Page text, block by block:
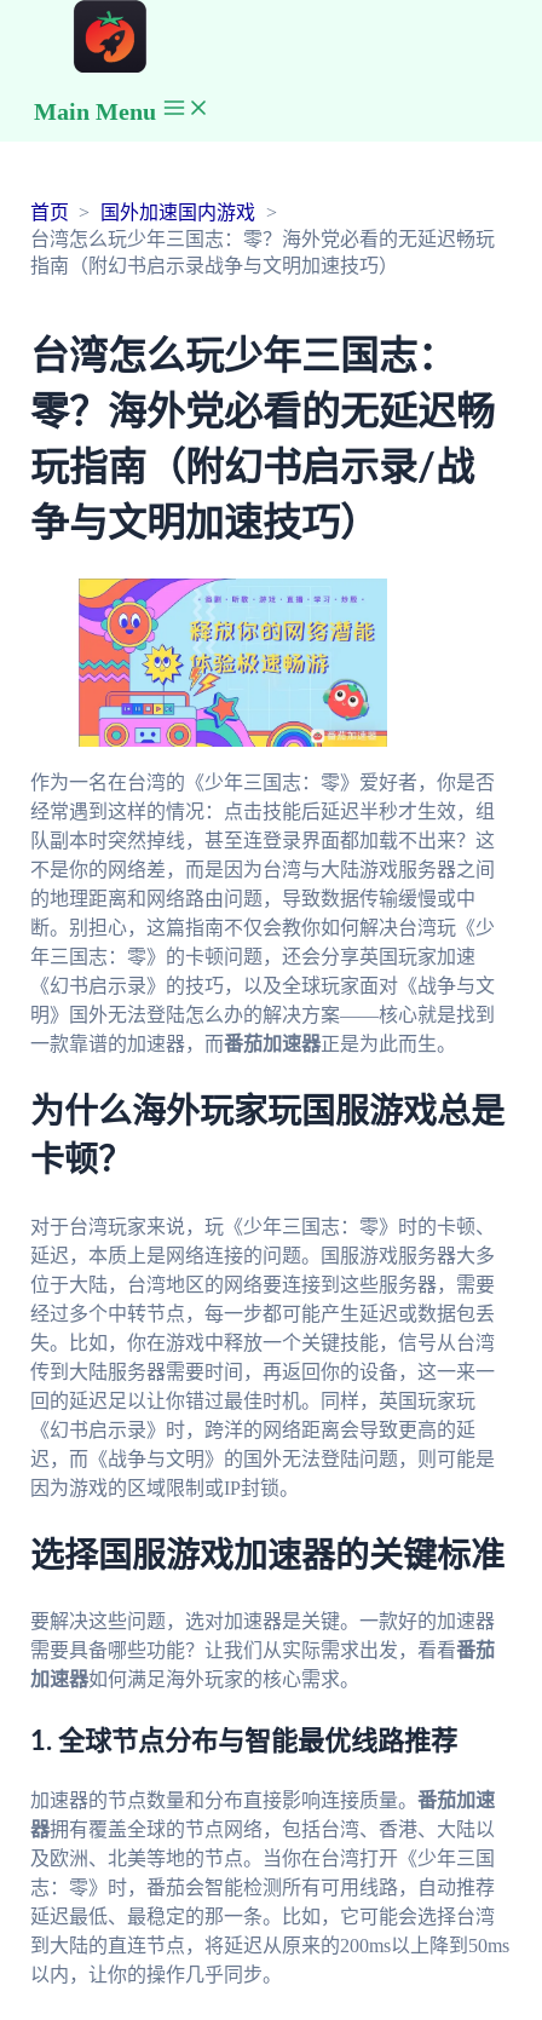
Main Menu
首页
国外加速国内游戏
台湾怎么玩少年三国志：零？海外党必看的无延迟畅玩
指南（附幻书启示录战争与文明加速技巧）
台湾怎么玩少年三国志：
零？海外党必看的无延迟畅
玩指南（附幻书启示录/战
争与文明加速技巧）
作为一名在台湾的《少年三国志：零》爱好者，你是否
经常遇到这样的情况：点击技能后延迟半秒才生效，组
队副本时突然掉线，甚至连登录界面都加载不出来？这
不是你的网络差，而是因为台湾与大陆游戏服务器之间
的地理距离和网络路由问题，导致数据传输缓慢或中
断。别担心，这篇指南不仅会教你如何解决台湾玩《少
年三国志：零》的卡顿问题，还会分享英国玩家加速
《幻书启示录》的技巧，以及全球玩家面对《战争与文
明》国外无法登陆怎么办的解决方案——核心就是找到
一款靠谱的加速器，而番茄加速器正是为此而生。
为什么海外玩家玩国服游戏总是
卡顿？
对于台湾玩家来说，玩《少年三国志：零》时的卡顿、
延迟，本质上是网络连接的问题。国服游戏服务器大多
位于大陆，台湾地区的网络要连接到这些服务器，需要
经过多个中转节点，每一步都可能产生延迟或数据包丢
失。比如，你在游戏中释放一个关键技能，信号从台湾
传到大陆服务器需要时间，再返回你的设备，这一来一
回的延迟足以让你错过最佳时机。同样，英国玩家玩
《幻书启示录》时，跨洋的网络距离会导致更高的延
迟，而《战争与文明》的国外无法登陆问题，则可能是
因为游戏的区域限制或IP封锁。
选择国服游戏加速器的关键标准
要解决这些问题，选对加速器是关键。一款好的加速器
需要具备哪些功能？让我们从实际需求出发，看看番茄
加速器如何满足海外玩家的核心需求。
1. 全球节点分布与智能最优线路推荐
加速器的节点数量和分布直接影响连接质量。 番茄加速
器拥有覆盖全球的节点网络，包括台湾、香港、大陆以
及欧洲、北美等地的节点。当你在台湾打开《少年三国
志：零》时，番茄会智能检测所有可用线路，自动推荐
延迟最低、最稳定的那一条。比如，它可能会选择台湾
到大陆的直连节点，将延迟从原来的200ms以上降到50ms
以内，让你的操作几乎同步。